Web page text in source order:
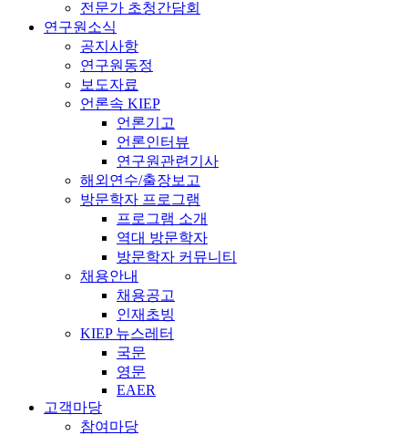
전문가 초청간담회
연구원소식
공지사항
연구원동정
보도자료
언론속 KIEP
언론기고
언론인터뷰
연구원관련기사
해외연수/출장보고
방문학자 프로그램
프로그램 소개
역대 방문학자
방문학자 커뮤니티
채용안내
채용공고
인재초빙
KIEP 뉴스레터
국문
영문
EAER
고객마당
참여마당